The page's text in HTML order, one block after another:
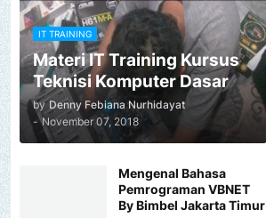
IT TRAINING
Materi IT Training Kursus
Teknisi Komputer Dasar
by Denny Febiana Nurhidayat
- November 07, 2018
Mengenal Bahasa
Pemrograman VBNET
By Bimbel Jakarta Timur